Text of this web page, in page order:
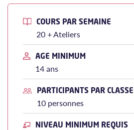
COURS PAR SEMAINE
20 + Ateliers
AGE MINIMUM
14 ans
PARTICIPANTS PAR CLASSE
10 personnes
NIVEAU MINIMUM REQUIS